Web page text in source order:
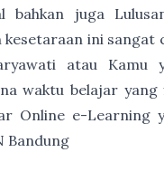
bahkan juga
kesetaraan ini sangat
atau Kamu
waktu belajar yang
Online e-Learning
Bandung